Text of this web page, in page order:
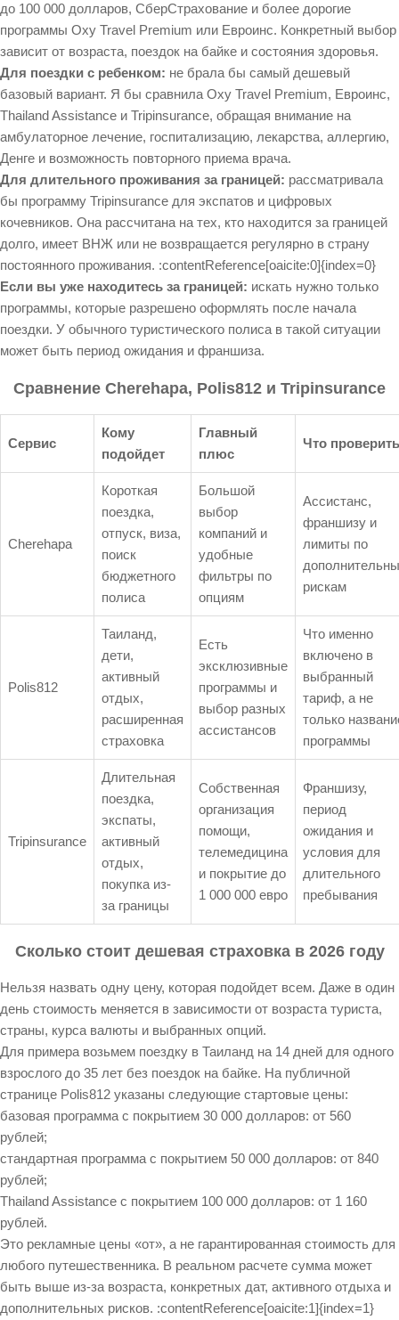
до 100 000 долларов, СберСтрахование и более дорогие
программы Oxy Travel Premium или Евроинс. Конкретный выбор
зависит от возраста, поездок на байке и состояния здоровья.
Для поездки с ребенком: не брала бы самый дешевый
базовый вариант. Я бы сравнила Oxy Travel Premium, Евроинс,
Thailand Assistance и Tripinsurance, обращая внимание на
амбулаторное лечение, госпитализацию, лекарства, аллергию,
Денге и возможность повторного приема врача.
Для длительного проживания за границей: рассматривала
бы программу Tripinsurance для экспатов и цифровых
кочевников. Она рассчитана на тех, кто находится за границей
долго, имеет ВНЖ или не возвращается регулярно в страну
постоянного проживания. :contentReference[oaicite:0]{index=0}
Если вы уже находитесь за границей: искать нужно только
программы, которые разрешено оформлять после начала
поездки. У обычного туристического полиса в такой ситуации
может быть период ожидания и франшиза.
Сравнение Cherehapa, Polis812 и Tripinsurance
Сервис
Кому
подойдет
Главный
плюс
Что проверить
Cherehapa
Короткая
поездка,
отпуск, виза,
поиск
бюджетного
полиса
Большой
выбор
компаний и
удобные
фильтры по
опциям
Ассистанс,
франшизу и
лимиты по
рискам
Polis812
Таиланд,
дети,
активный
отдых,
расширенная
страховка
Есть
эксклюзивные
программы и
выбор разных
ассистансов
Что именно
включено в
выбранный
тариф, а не
только
программы
Tripinsurance
Длительная
поездка,
экспаты,
активный
отдых,
покупка из-
за границы
Собственная
организация
помощи,
телемедицина
и покрытие до
1 000 000 евро
Франшизу,
период
ожидания и
условия для
длительного
пребывания
Сколько стоит дешевая страховка в 2026 году
Нельзя назвать одну цену, которая подойдет всем. Даже в один
день стоимость меняется в зависимости от возраста туриста,
страны, курса валюты и выбранных опций.
Для примера возьмем поездку в Таиланд на 14 дней для одного
взрослого до 35 лет без поездок на байке. На публичной
странице Polis812 указаны следующие стартовые цены:
базовая программа с покрытием 30 000 долларов: от 560
рублей;
стандартная программа с покрытием 50 000 долларов: от 840
рублей;
Thailand Assistance с покрытием 100 000 долларов: от 1 160
рублей.
Это рекламные цены «от», а не гарантированная стоимость для
любого путешественника. В реальном расчете сумма может
быть выше из-за возраста, конкретных дат, активного отдыха и
дополнительных рисков. :contentReference[oaicite:1]{index=1}